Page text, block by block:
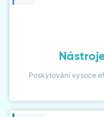
Poskytování vysoce